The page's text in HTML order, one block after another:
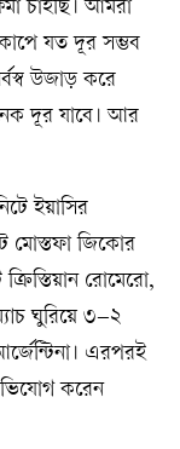
চাইছি। আমরা
যত দূর সম্ভব
উজাড় করে
দূর যাবে। আর
ইয়াসির
মোস্তফা জিকোর
রোমেরো,
ঘুরিয়ে ৩–২
এরপরই
করেন